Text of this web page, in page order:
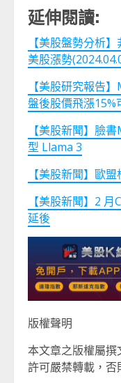
延伸閱讀:
【美股盤勢分析
美股漲勢
【美股研究報告
盤後股價飛漲15%
【美股新聞】臉
型 Llama 3
【美股新聞】歐
【美股新聞】2
延後
版權聲明
本文章之版權屬
許可嚴禁轉載，否